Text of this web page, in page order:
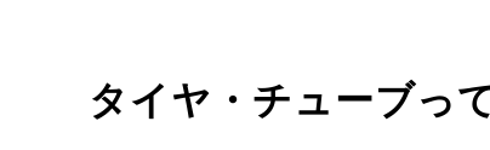
タイヤ・チューブっ